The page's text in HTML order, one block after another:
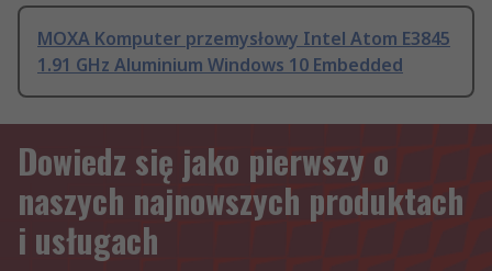
MOXA Komputer przemysłowy Intel Atom E3845
1.91 GHz Aluminium Windows 10 Embedded
Dowiedz się jako pierwszy o
naszych najnowszych produktach
i usługach